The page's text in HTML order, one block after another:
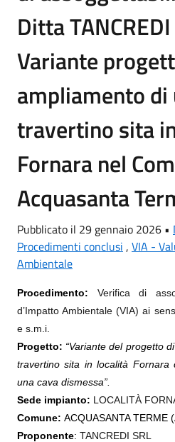
Ditta TANCREDI
Variante
ampliamento di
travertino sita
Fornara nel
Acquasanta
Pubblicato il 29 gennaio 2026 •
Procedimenti conclusi , VIA -
Ambientale
Procedimento: Verifica di
d’Impatto Ambientale (VIA) ai
e s.m.i.
Progetto: “Variante del progetto
travertino sita in località Fornara
una cava dismessa”.
Sede impianto: LOCALITÀ
Comune: ACQUASANTA TERME
Proponente: TANCREDI SRL